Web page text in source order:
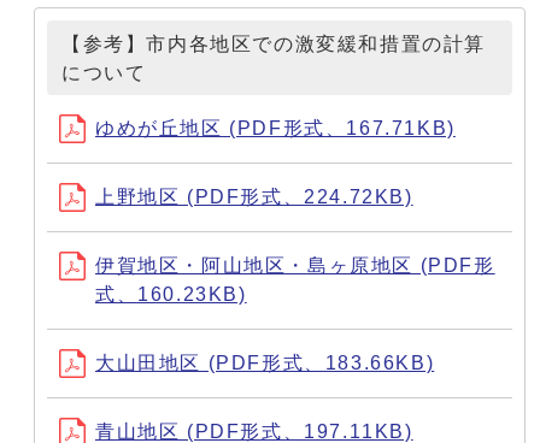
【参考】市内各地区での激変緩和措置の計算
について
ゆめが丘地区 (PDF形式、167.71KB)
上野地区 (PDF形式、224.72KB)
伊賀地区・阿山地区・島ヶ原地区 (PDF形
式、160.23KB)
大山田地区 (PDF形式、183.66KB)
青山地区 (PDF形式、197.11KB)